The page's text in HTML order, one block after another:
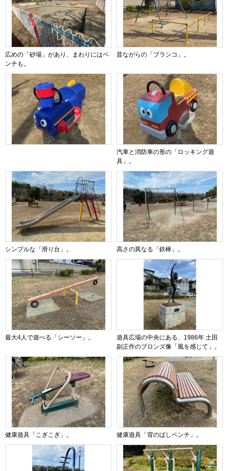
広めの「砂場」があり、まわりにはベ
ンチも。
昔ながらの「ブランコ」。
汽車と消防車の形の「ロッキング遊
具」。
シンプルな「滑り台」。 高さの異なる「鉄棒」。
最大4人で遊べる「シーソー」。
遊具広場の中央にある、1986年 土田
副正作のブロンズ像「風を感じて」。
健康遊具「こぎこぎ」。 健康遊具「背のばしベンチ」。